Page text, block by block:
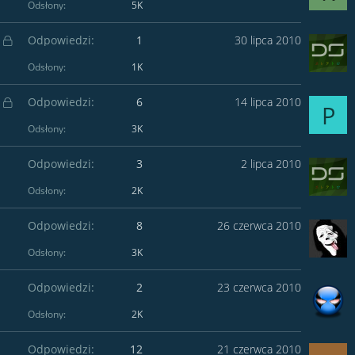
Odsłony 5K
Z
a
n
ę
Odpowiedzi 1
Odsłony 1K
30 lipca 2010
Z
a
n
Odpowiedzi 6
Odsłony 3K
14 lipca 2010 P
Odpowiedzi 3
Odsłony 2K
2 lipca 2010
Odpowiedzi 8
Odsłony 3K
26 czerwca 2010
Odpowiedzi 2
Odsłony 2K
23 czerwca 2010
Odpowiedzi 12 21 czerwca 2010